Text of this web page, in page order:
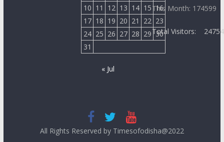
10 11 12 13 14 15 16
17 18 19 20 21 22 23
24 25 26 27 28 29 30
31
« Jul
This Month: 174599
Total Visitors:
All Rights Reserved by Timesofodisha@2022